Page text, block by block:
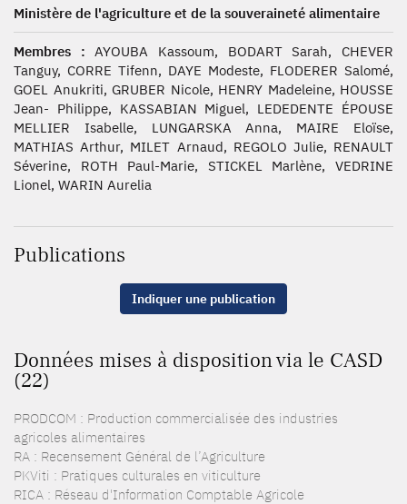
Ministère de l'agriculture et de la souveraineté alimentaire
Membres : AYOUBA Kassoum, BODART Sarah, CHEVER
Tanguy, CORRE Tifenn, DAYE Modeste, FLODERER Salomé,
GOEL Anukriti, GRUBER Nicole, HENRY Madeleine, HOUSSE
Jean- Philippe, KASSABIAN Miguel, LEDEDENTE ÉPOUSE
MELLIER Isabelle, LUNGARSKA Anna, MAIRE Eloïse,
MATHIAS Arthur, MILET Arnaud, REGOLO Julie, RENAULT
Séverine, ROTH Paul-Marie, STICKEL Marlène, VEDRINE
Lionel, WARIN Aurelia
Publications
Indiquer une publication
Données mises à disposition via le CASD
(22)
PRODCOM : Production commercialisée des industries
agricoles alimentaires
RA : Recensement Général de l’Agriculture
PKViti : Pratiques culturales en viticulture
RICA : Réseau d'Information Comptable Agricole